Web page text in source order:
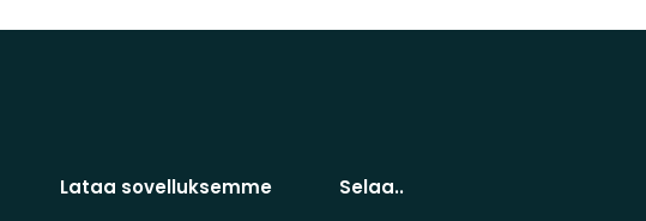
Lataa sovelluksemme Selaa..